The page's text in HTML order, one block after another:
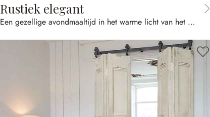
Rustiek elegant
Een gezellige avondmaaltijd in het warme licht van het seizoen